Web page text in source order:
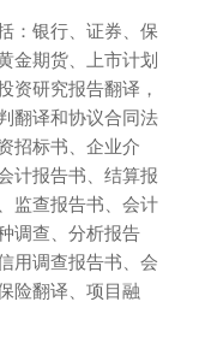
：银行、证券、保
金期货、上市计划
资研究报告翻译，
翻译和协议合同法
招标书、企业介
计报告书、结算报
监查报告书、会计
调查、分析报告
用调查报告书、会
险翻译、项目融